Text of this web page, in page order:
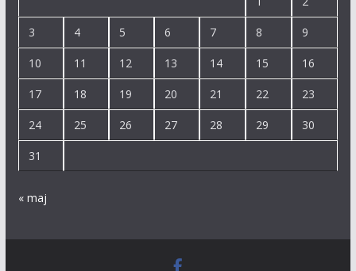
3 4 5 6 7 8 9
10 11 12 13 14 15 16
17 18 19 20 21 22 23
24 25 26 27 28 29 30
31
« maj